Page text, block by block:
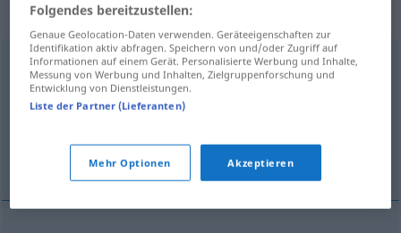
„abhängen“: intransitives Verb
abhängenv/i
Übersicht aller Übersetzungen
Folgendes bereitzustellen:
Genaue Geolocation-Daten verwenden. Geräteeigenschaften zur
Identifikation aktiv abfragen. Speichern von und/oder Zugriff auf
Informationen auf einem Gerät. Personalisierte Werbung und Inhalte,
Messung von Werbung und Inhalten, Zielgruppenforschung und
Entwicklung von Dienstleistungen.
Liste der Partner (Lieferanten)
Mehr Optionen Akzeptieren